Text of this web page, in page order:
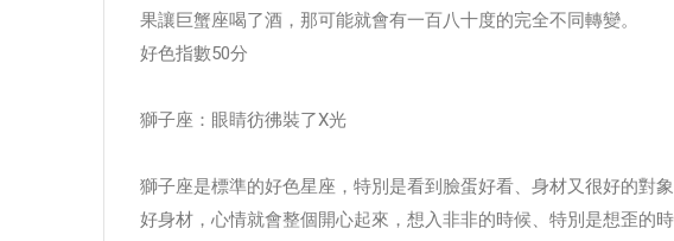
果讓巨蟹座喝了酒，那可能就會有一百八十度的完全不同轉變。
好色指數50分
獅子座：眼睛彷彿裝了X光
獅子座是標準的好色星座，特別是看到臉蛋好看、身材又很好的對
好身材，心情就會整個開心起來，想入非非的時候、特別是想歪的